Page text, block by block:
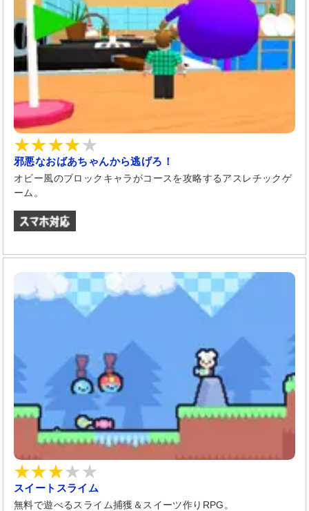
邪悪なおばあちゃんから逃げろ！
オビー風のブロックキャラがコースを攻略するアスレチックゲ
ーム。
スイートスライム
無料で遊べるスライム捕獲＆スイーツ作りRPG。